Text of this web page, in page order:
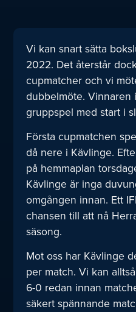
Vi kan snart sätta
2022. Det återstår
cupmatcher och vi
dubbelmöte. Vinnaren
gruppspel med start i
Första cupmatchen
då nere i Kävlinge.
på hemmaplan
Kävlinge är inga
omgången innan. Ett
chansen till att nå
säsong.
Mot oss har Kävlinge
per match. Vi kan
6-0 redan innan
säkert spännande